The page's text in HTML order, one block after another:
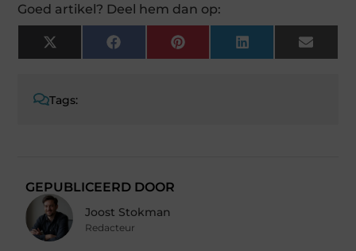
Goed artikel? Deel hem dan op:
X
(Twitter)
Facebook Pinterest LinkedIn Email
Tags:
GEPUBLICEERD DOOR
Joost Stokman
Redacteur